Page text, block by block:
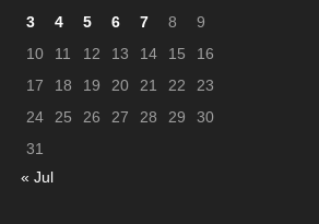
3
4 5 6 7 8
9
10
11 12 13 14 15
16
17
18 19 20 21 22
23
24
25 26 27 28 29
30
31
« Jul